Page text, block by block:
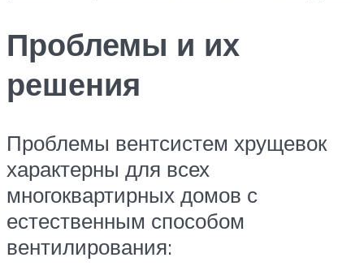
Проблемы и их
решения
Проблемы вентсистем хрущевок
характерны для всех
многоквартирных домов с
естественным способом
вентилирования: